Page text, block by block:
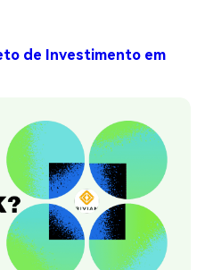
de Investimento em